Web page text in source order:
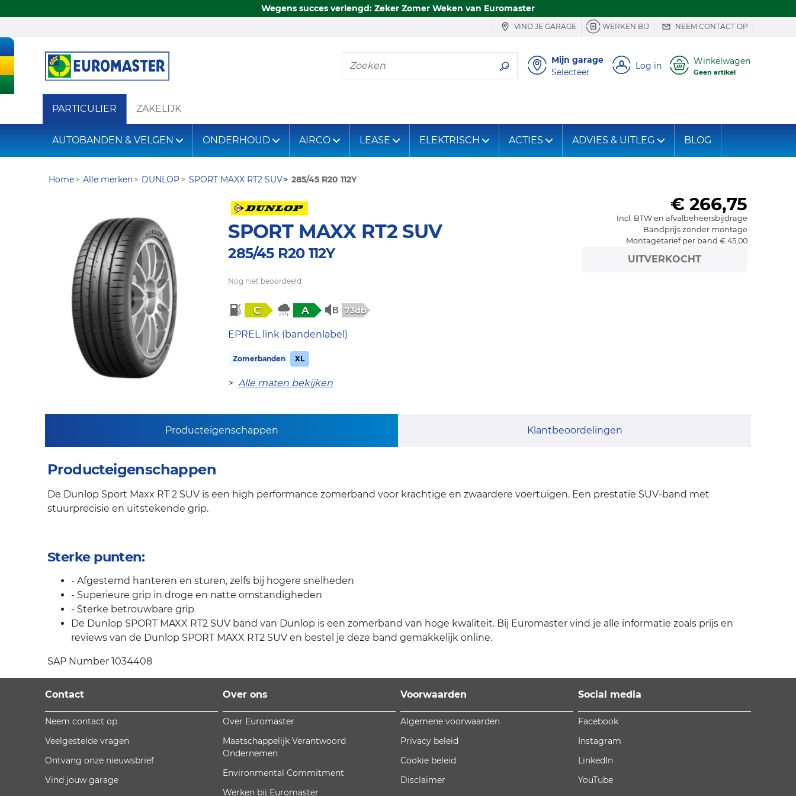
Wegens succes verlengd: Zeker Zomer Weken van Euromaster
VIND JE GARAGE WERKEN BIJ NEEM CONTACT OP
Zoeken
Mijn garage
Selecteer
Log in Winkelwagen
Geen artikel
PARTICULIER ZAKELIJK
AUTOBANDEN & VELGEN ONDERHOUD AIRCO LEASE ELEKTRISCH ACTIES ADVIES & UITLEG BLOG
Home Alle merken DUNLOP SPORT MAXX RT2 SUV 285/45 R20 112Y
SPORT MAXX RT2 SUV
285/45 R20 112Y
Nog niet beoordeeld
C A 73db
EPREL link (bandenlabel)
Zomerbanden XL
>Alle maten bekijken
€ 266,75
Incl. BTW en afvalbeheersbijdrage
Bandprijs zonder montage
Montagetarief per band € 45,00
UITVERKOCHT
Producteigenschappen Klantbeoordelingen
Producteigenschappen
De Dunlop Sport Maxx RT 2 SUV is een high performance zomerband voor krachtige en zwaardere voertuigen. Een prestatie SUV-band met
stuurprecisie en uitstekende grip.
Sterke punten:
- Afgestemd hanteren en sturen, zelfs bij hogere snelheden
- Superieure grip in droge en natte omstandigheden
- Sterke betrouwbare grip
De Dunlop SPORT MAXX RT2 SUV band van Dunlop is een zomerband van hoge kwaliteit. Bij Euromaster vind je alle informatie zoals prijs en
reviews van de Dunlop SPORT MAXX RT2 SUV en bestel je deze band gemakkelijk online.
SAP Number 1034408
Contact
Neem contact op
Veelgestelde vragen
Ontvang onze nieuwsbrief
Vind jouw garage
Over ons
Over Euromaster
Maatschappelijk Verantwoord
Ondernemen
Environmental Commitment
Werken bij Euromaster
Voorwaarden
Algemene voorwaarden
Privacy beleid
Cookie beleid
Disclaimer
Social media
Facebook
Instagram
LinkedIn
YouTube